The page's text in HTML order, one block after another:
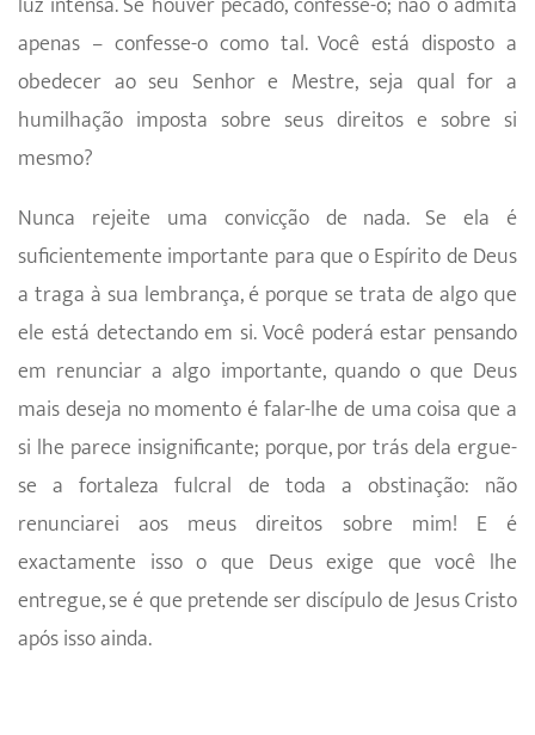
apenas – confesse-o como tal. Você está disposto a
obedecer ao seu Senhor e Mestre, seja qual for a
humilhação imposta sobre seus direitos e sobre si
mesmo?
Nunca rejeite uma convicção de nada. Se ela é
suficientemente impor­tante para que o Espírito de Deus
a traga à sua lembrança, é porque se trata de algo que
ele está detectando em si. Você poderá estar pensando
em renunciar a algo importante, quando o que Deus
mais deseja no momento é falar-lhe de uma coisa que a
si lhe parece insignificante; porque, por trás dela ergue-
se a fortaleza fulcral de toda a obstinação: não
renunciarei aos meus direitos sobre mim! E é
exactamente isso o que Deus exige que você lhe
entregue, se é que pretende ser discípulo de Jesus Cristo
após isso ainda.